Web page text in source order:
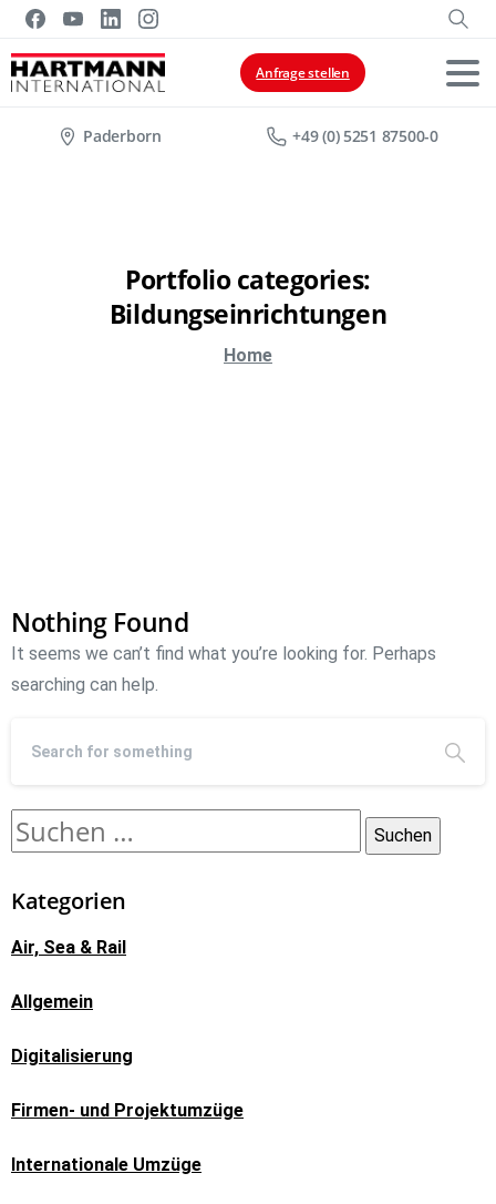
Anfrage stellen
Paderborn +49 (0) 5251 87500-0
Portfolio categories:
Bildungseinrichtungen
Home
Nothing Found
It seems we can’t find what you’re looking for. Perhaps
searching can help.
Kategorien
Air, Sea & Rail
Allgemein
Digitalisierung
Firmen- und Projektumzüge
Internationale Umzüge